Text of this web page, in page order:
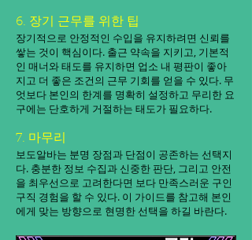
6. 장기 근무를 위한 팁
장기적으로 안정적인 수입을 유지하려면 신뢰를
쌓는 것이 핵심이다. 출근 약속을 지키고, 기본적
인 매너와 태도를 유지하면 업소 내 평판이 좋아
지고 더 좋은 조건의 근무 기회를 얻을 수 있다. 무
엇보다 본인의 한계를 명확히 설정하고 무리한 요
구에는 단호하게 거절하는 태도가 필요하다.
7. 마무리
보도알바는 분명 장점과 단점이 공존하는 선택지
다. 충분한 정보 수집과 신중한 판단, 그리고 안전
을 최우선으로 고려한다면 보다 만족스러운 구인
구직 경험을 할 수 있다. 이 가이드를 참고해 본인
에게 맞는 방향으로 현명한 선택을 하길 바란다.